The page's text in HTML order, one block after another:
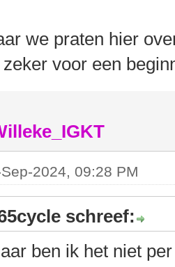
we praten hier
zeker voor een
2024, 09:28 PM
schreef:
ben ik het niet